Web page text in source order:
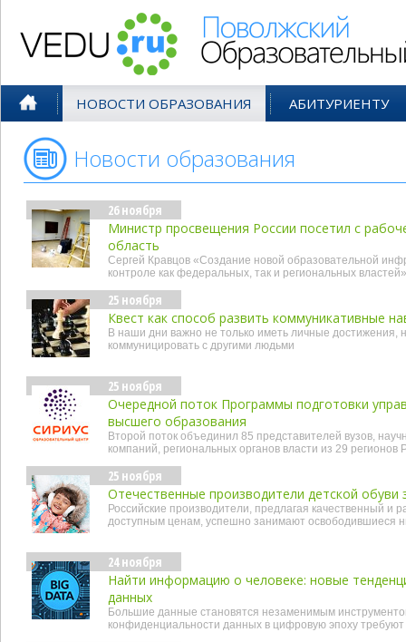
НОВОСТИ ОБРАЗОВАНИЯ АБИТУРИЕНТУ
Новости образования
26 ноября
Министр просвещения России посетил с
область
Сергей Кравцов «Создание новой образовательной
контроле как федеральных, так и региональных властей»
25 ноября
Квест как способ развить коммуникативные
В наши дни важно не только иметь личные достижения,
коммуницировать с другими людьми
25 ноября
Очередной поток Программы подготовки
высшего образования
Второй поток объединил 85 представителей вузов,
компаний, региональных органов власти из 29 регионов
25 ноября
Отечественные производители детской
Российские производители, предлагая качественный и
доступным ценам, успешно занимают освободившиеся
24 ноября
Найти информацию о человеке: новые
данных
Большие данные становятся незаменимым
конфиденциальности данных в цифровую эпоху